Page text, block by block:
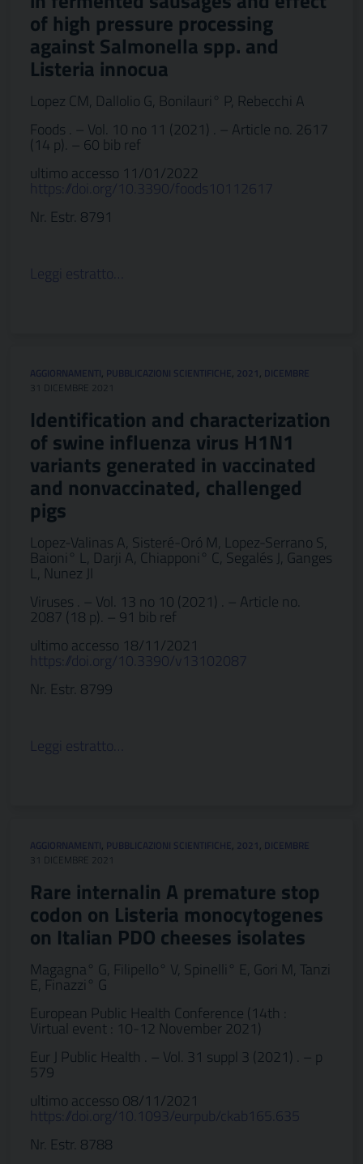
of high pressure processing
against Salmonella spp. and
Listeria innocua
Lopez CM, Dallolio G, Bonilauri° P, Rebecchi A
Foods . – Vol. 10 no 11 (2021) . – Article no. 2617
(14 p). – 60 bib ref
ultimo accesso 11/01/2022
https://doi.org/10.3390/foods10112617
Nr. Estr. 8791
Leggi estratto…
AGGIORNAMENTI, PUBBLICAZIONI SCIENTIFICHE, 2021 , DICEMBRE
31 DICEMBRE 2021
Identification and characterization
of swine influenza virus H1N1
variants generated in vaccinated
and nonvaccinated, challenged
pigs
Lopez-Valinas A, Sisteré-Oró M, Lopez-Serrano S,
Baioni° L, Darji A, Chiapponi° C, Segalés J, Ganges
L, Nunez JI
Viruses . – Vol. 13 no 10 (2021) . – Article no.
2087 (18 p). – 91 bib ref
ultimo accesso 18/11/2021
https://doi.org/10.3390/v13102087
Nr. Estr. 8799
Leggi estratto…
AGGIORNAMENTI, PUBBLICAZIONI SCIENTIFICHE, 2021 , DICEMBRE
31 DICEMBRE 2021
Rare internalin A premature stop
codon on Listeria monocytogenes
on Italian PDO cheeses isolates
Magagna° G, Filipello° V, Spinelli° E, Gori M, Tanzi
E, Finazzi° G
European Public Health Conference (14th :
Virtual event : 10-12 November 2021)
Eur J Public Health . – Vol. 31 suppl 3 (2021) . – p
579
ultimo accesso 08/11/2021
https://doi.org/10.1093/eurpub/ckab165.635
Nr. Estr. 8788